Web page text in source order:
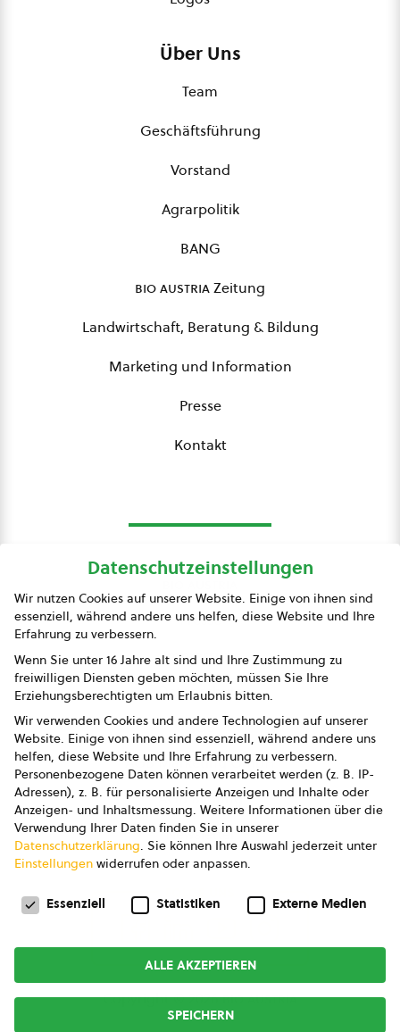
Über Uns
Team
Geschäftsführung
Vorstand
Agrarpolitik
BANG
bio austriaZeitung
Landwirtschaft, Beratung & Bildung
Marketing und Information
Presse
Kontakt
Presse
Impressum
Datenschutz
AGB
AGB Marketing GmbH
AGB Bildung
Newsletter
Copyright © 2026bio austria
Datenschutzeinstellungen
Wir nutzen Cookies auf unserer Website. Einige von ihnen sind
essenziell, während andere uns helfen, diese Website und Ihre
Erfahrung zu verbessern.
Wenn Sie unter 16 Jahre alt sind und Ihre Zustimmung zu
freiwilligen Diensten geben möchten, müssen Sie Ihre
Erziehungsberechtigten um Erlaubnis bitten.
Wir verwenden Cookies und andere Technologien auf unserer
Website. Einige von ihnen sind essenziell, während andere uns
helfen, diese Website und Ihre Erfahrung zu verbessern.
Personenbezogene Daten können verarbeitet werden (z. B. IP-
Adressen), z. B. für personalisierte Anzeigen und Inhalte oder
Anzeigen- und Inhaltsmessung. Weitere Informationen über die
Verwendung Ihrer Daten finden Sie in unserer
Datenschutzerklärung. Sie können Ihre Auswahl jederzeit unter
Einstellungen widerrufen oder anpassen.
Datenschutzeinstellungen
Essenziell Statistiken Externe Medien
ALLE AKZEPTIEREN
SPEICHERN